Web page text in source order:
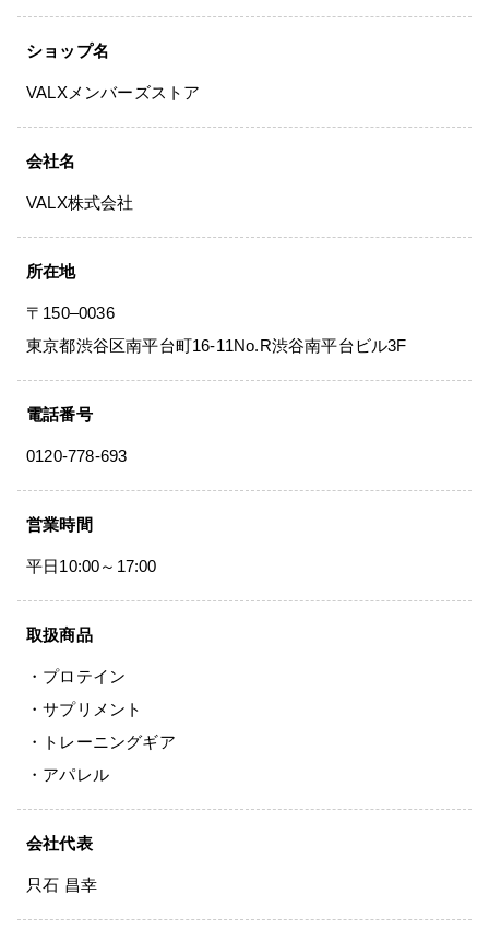
VALXについて
VALXについて
おトク 定期便
はじめての方へ
お客様サポート
お知らせ一覧
ご利用ガイド
VALX "FUN" LIVE!
POWER OF HUMAN
ショップ名
VALXメンバーズストア
会社名
VALX株式会社
所在地
〒150–0036
東京都渋谷区南平台町16-11No.R渋谷南平台ビル3F
電話番号
0120-778-693
営業時間
平日10:00～17:00
取扱商品
・プロテイン
・サプリメント
・トレーニングギア
・アパレル
会社代表
只石 昌幸